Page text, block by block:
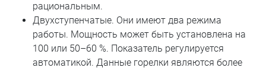
рациональным.
Двухступенчатые. Они имеют два режима
работы. Мощность может быть установлена на
100 или 50–60 %. Показатель регулируется
автоматикой. Данные горелки являются более